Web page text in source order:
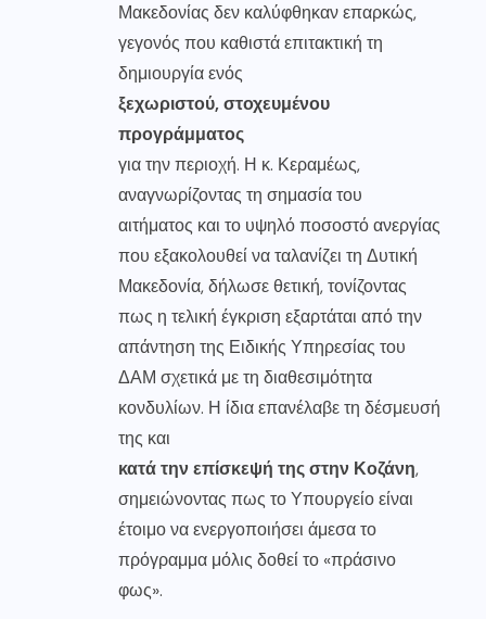
Μακεδονίας δεν καλύφθηκαν επαρκώς,
γεγονός που καθιστά επιτακτική τη
δημιουργία ενός
ξεχωριστού, στοχευμένου
προγράμματος
για την περιοχή. Η κ. Κεραμέως,
αναγνωρίζοντας τη σημασία του
αιτήματος και το υψηλό ποσοστό ανεργίας
που εξακολουθεί να ταλανίζει τη Δυτική
Μακεδονία, δήλωσε θετική, τονίζοντας
πως η τελική έγκριση εξαρτάται από την
απάντηση της Ειδικής Υπηρεσίας του
ΔΑΜ σχετικά με τη διαθεσιμότητα
κονδυλίων. Η ίδια επανέλαβε τη δέσμευσή
της και
κατά την επίσκεψή της στην Κοζάνη,
σημειώνοντας πως το Υπουργείο είναι
έτοιμο να ενεργοποιήσει άμεσα το
πρόγραμμα μόλις δοθεί το «πράσινο
φως».